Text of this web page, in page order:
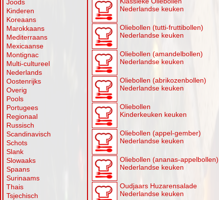
Joods
Kinderen
Koreaans
Marokkaans
Mediterraans
Mexicaanse
Montignac
Multi-cultureel
Nederlands
Oostenrijks
Overig
Pools
Portugees
Regionaal
Russisch
Scandinavisch
Schots
Slank
Slowaaks
Spaans
Surinaams
Thais
Tsjechisch
Nederlandse keuken
Oliebollen (tutti-fruttibollen)
Nederlandse keuken
Oliebollen (amandelbollen)
Nederlandse keuken
Oliebollen (abrikozenbollen)
Nederlandse keuken
Oliebollen
Kinderkeuken keuken
Oliebollen (appel-gember)
Nederlandse keuken
Oliebollen (ananas-appelbollen)
Nederlandse keuken
Oudjaars Huzarensalade
Nederlandse keuken